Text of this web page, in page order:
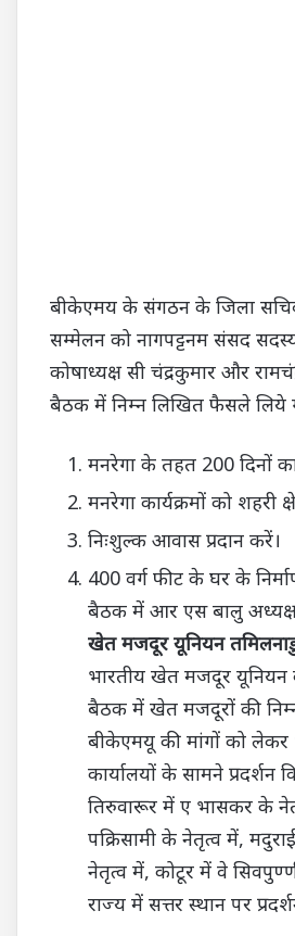
बीकेएमय के संगठन के जिला
सम्मेलन को नागपट्टनम संसद
कोषाध्यक्ष सी चंद्रकुमार और
बैठक में निम्न लिखित फैसले लिये
मनरेगा के तहत 200 दिनों
मनरेगा कार्यक्रमों को शहरी
निःशुल्क आवास प्रदान करें।
400 वर्ग फीट के घर के
बैठक में आर एस बालु
खेत मजदूर यूनियन
भारतीय खेत मजदूर यूनियन
बैठक में खेत मजदूरों की
बीकेएमयू की मांगों को
कार्यालयों के सामने प्रदर्शन
तिरुवारूर में ए भासकर के
पक्रिसामी के नेतृत्व में,
नेतृत्व में, कोटूर में वे
राज्य में सत्तर स्थान पर